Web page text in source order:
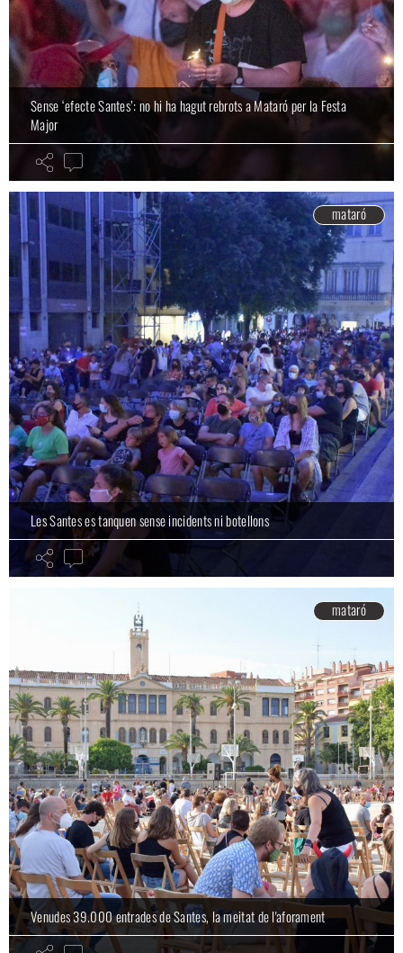
Sense ‘efecte Santes’: no hi ha hagut rebrots a Mataró per la Festa
Major
mataró
Les Santes es tanquen sense incidents ni botellons
mataró
Venudes 39.000 entrades de Santes, la meitat de l'aforament